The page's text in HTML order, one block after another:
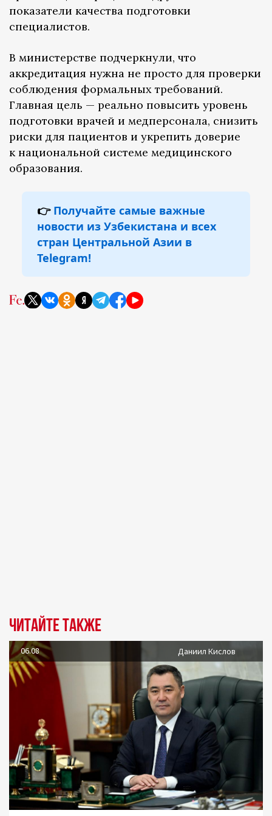
показатели качества подготовки
специалистов.
В министерстве подчеркнули, что
аккредитация нужна не просто для проверки
соблюдения формальных требований.
Главная цель — реально повысить уровень
подготовки врачей и медперсонала, снизить
риски для пациентов и укрепить доверие
к национальной системе медицинского
образования.
👉 Получайте самые важные
новости из Узбекистана и всех
стран Центральной Азии в
Telegram!
Читайте также
06.08 Даниил Кислов